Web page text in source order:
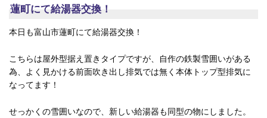
蓮町にて給湯器交換！
本日も富山市蓮町にて給湯器交換！
こちらは屋外型据え置きタイプですが、自作の鉄製雪囲いがある
為、よく見かける前面吹き出し排気では無く本体トップ型排気に
なってます！
せっかくの雪囲いなので、新しい給湯器も同型の物にしました。